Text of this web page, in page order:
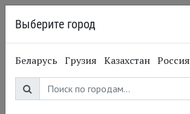
Выберите город
Беларусь Грузия Казахстан Россия